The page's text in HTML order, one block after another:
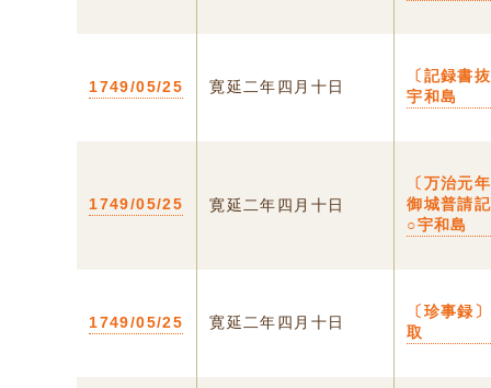
1749/05/25 寛延二年四月十日
〔記録書
宇和島
1749/05/25 寛延二年四月十日
〔万治元
御城普請
○宇和島
1749/05/25 寛延二年四月十日
〔珍事録
取